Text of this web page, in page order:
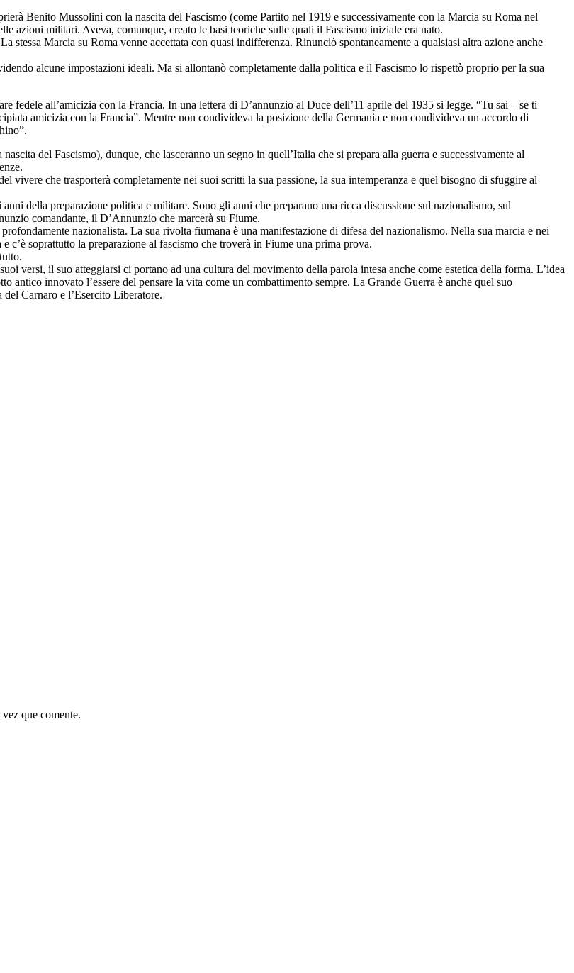
Benito Mussolini con la nascita del Fascismo (come Partito nel 1919 e successivamente con la Marcia su Roma nel
azioni militari. Aveva, comunque, creato le basi teoriche sulle quali il Fascismo iniziale era nato.
Marcia su Roma venne accettata con quasi indifferenza. Rinunciò spontaneamente a qualsiasi altra azione anche
alcune impostazioni ideali. Ma si allontanò completamente dalla politica e il Fascismo lo rispettò proprio per la sua
all’amicizia con la Francia. In una lettera di D’annunzio al Duce dell’11 aprile del 1935 si legge. “Tu sai – se ti
amicizia con la Francia”. Mentre non condivideva la posizione della Germania e non condivideva un accordo di
del Fascismo), dunque, che lasceranno un segno in quell’Italia che si prepara alla guerra e successivamente al
vivere che trasporterà completamente nei suoi scritti la sua passione, la sua intemperanza e quel bisogno di sfuggire al
della preparazione politica e militare. Sono gli anni che preparano una ricca discussione sul nazionalismo, sul
comandante, il D’Annunzio che marcerà su Fiume.
nazionalista. La sua rivolta fiumana è una manifestazione di difesa del nazionalismo. Nella sua marcia e nei
c’è soprattutto la preparazione al fascismo che troverà in Fiume una prima prova.
versi, il suo atteggiarsi ci portano ad una cultura del movimento della parola intesa anche come estetica della forma. L’idea
antico innovato l’essere del pensare la vita come un combattimento sempre. La Grande Guerra è anche quel suo
Carnaro e l’Esercito Liberatore.
que comente.